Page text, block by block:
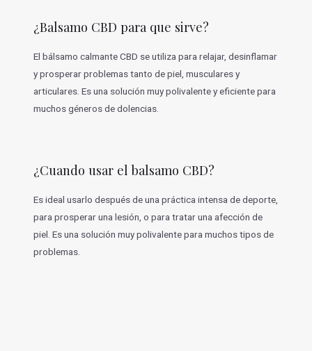
i
o
e
s
¿Balsamo CBD para que sirve?
El bálsamo calmante CBD se utiliza para relajar, desinflamar
y prosperar problemas tanto de piel, musculares y
articulares. Es una solución muy polivalente y eficiente para
muchos géneros de dolencias.
¿Cuando usar el balsamo CBD?
Es ideal usarlo después de una práctica intensa de deporte,
para prosperar una lesión, o para tratar una afección de
piel. Es una solución muy polivalente para muchos tipos de
problemas.